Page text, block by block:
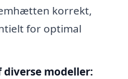
korrekt,
for optimal
modeller: